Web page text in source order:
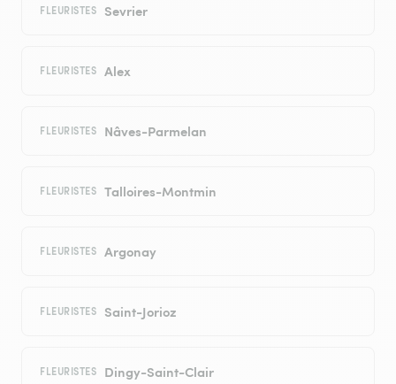
FLEURISTES Sevrier
FLEURISTES Alex
FLEURISTES Nâves-Parmelan
FLEURISTES Talloires-Montmin
FLEURISTES Argonay
FLEURISTES Saint-Jorioz
FLEURISTES Dingy-Saint-Clair